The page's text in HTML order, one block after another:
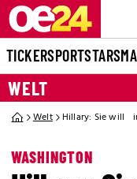
TICKERSPORTSTARS
WELT
Welt Hillary: Sie will
WASHINGTON